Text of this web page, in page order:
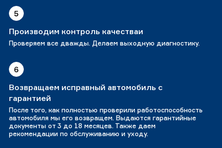
5
Производим контроль качестваи
Проверяем все дважды. Делаем выходную диагностику.
6
Возвращаем исправный автомобиль с
гарантией
После того, как полностью проверили работоспособность
автомобиля мы его возвращем. Выдаются гарантийные
документы от 3 до 18 месяцев. Также даем
рекомендации по обслуживанию и уходу.